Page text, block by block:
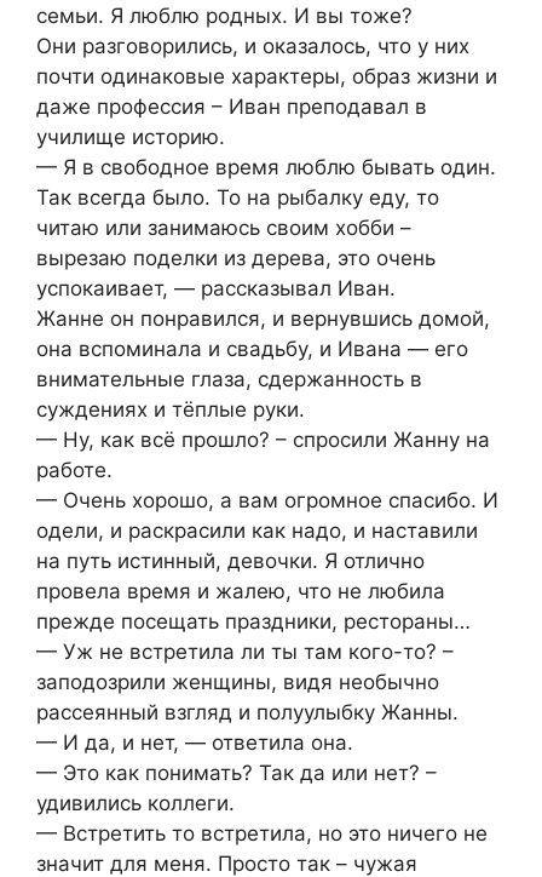
семьи. Я люблю родных. И вы тоже?
Они разговорились, и оказалось, что у них
почти одинаковые характеры, образ жизни и
даже профессия – Иван преподавал в
училище историю.
— Я в свободное время люблю бывать один.
Так всегда было. То на рыбалку еду, то
читаю или занимаюсь своим хобби –
вырезаю поделки из дерева, это очень
успокаивает, — рассказывал Иван.
Жанне он понравился, и вернувшись домой,
она вспоминала и свадьбу, и Ивана — его
внимательные глаза, сдержанность в
суждениях и тёплые руки.
— Ну, как всё прошло? – спросили Жанну на
работе.
— Очень хорошо, а вам огромное спасибо. И
одели, и раскрасили как надо, и наставили
на путь истинный, девочки. Я отлично
провела время и жалею, что не любила
прежде посещать праздники, рестораны…
— Уж не встретила ли ты там кого-то? –
заподозрили женщины, видя необычно
рассеянный взгляд и полуулыбку Жанны.
— И да, и нет, — ответила она.
— Это как понимать? Так да или нет? –
удивились коллеги.
— Встретить то встретила, но это ничего не
значит для меня. Просто так – чужая